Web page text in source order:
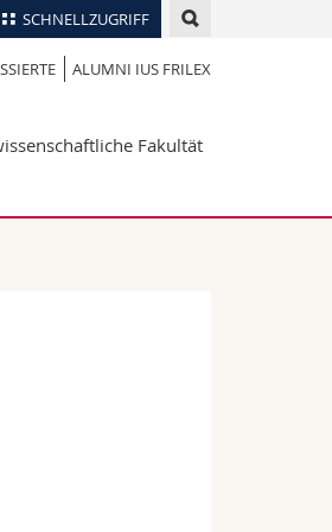
SCHNELLZUGRIFF
ALUMNI IUS FRILEX
Fakultät